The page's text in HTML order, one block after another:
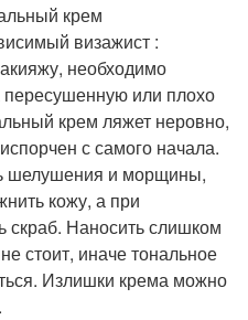
крем
визажист :
необходимо
пересушенную или плохо
крем ляжет неровно,
с самого начала.
шелушения и морщины,
кожу, а при
скраб. Наносить слишком
стоит, иначе тональное
Излишки крема можно